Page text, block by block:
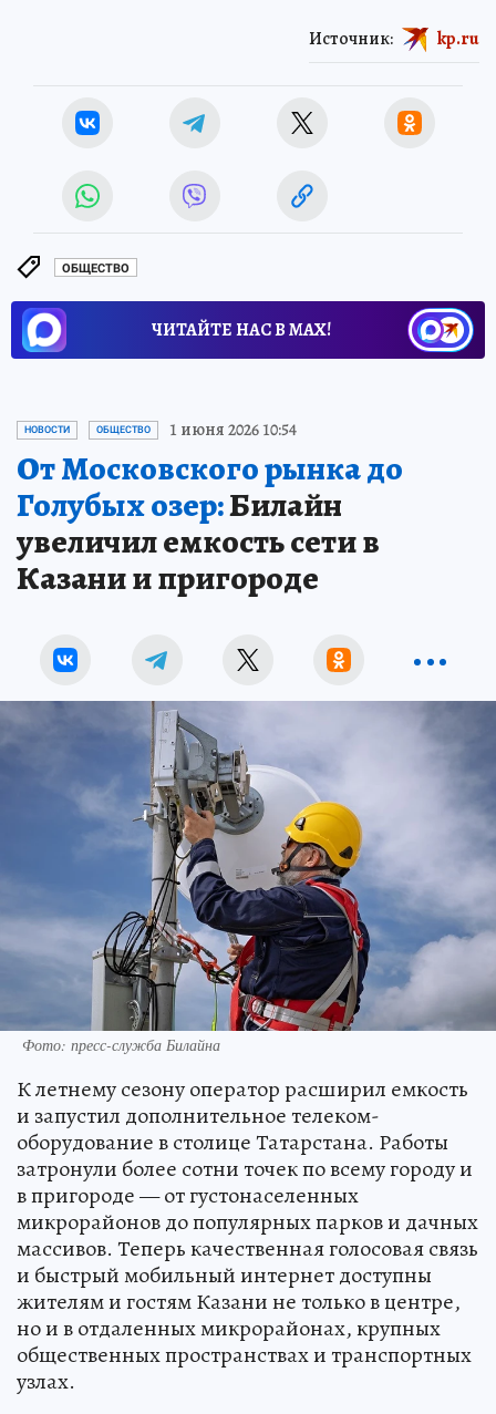
Источник: kp.ru
ОБЩЕСТВО
ЧИТАЙТЕ НАС В МАХ!
НОВОСТИ ОБЩЕСТВО 1 июня 2026 10:54
От Московского рынка до
Голубых озер:Билайн
увеличил емкость сети в
Казани и пригороде
Фото: пресс-служба Билайна
К летнему сезону оператор расширил емкость
и запустил дополнительное телеком-
оборудование в столице Татарстана. Работы
затронули более сотни точек по всему городу и
в пригороде — от густонаселенных
микрорайонов до популярных парков и дачных
массивов. Теперь качественная голосовая связь
и быстрый мобильный интернет доступны
жителям и гостям Казани не только в центре,
но и в отдаленных микрорайонах, крупных
общественных пространствах и транспортных
узлах.